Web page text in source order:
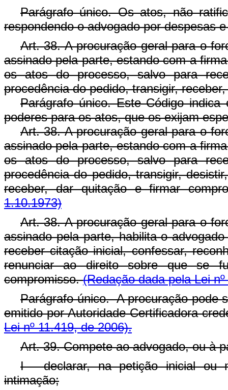
Parágrafo único. Os atos, não
respondendo o advogado por despesas
Art. 38. A procuração geral para o
assinado pela parte, estando com a
os atos do processo, salvo para
procedência do pedido, transigir,
Parágrafo único. Este Código
poderes para os atos, que os exijam
Art. 38. A procuração geral para o
assinado pela parte, estando com a
os atos do processo, salvo para
procedência do pedido, transigir,
receber, dar quitação e firmar
1.10.1973)
Art. 38. A procuração geral para o
assinado pela parte, habilita o
receber citação inicial, confessar,
renunciar ao direito sobre que se
compromisso.(Redação dada pela Lei
Parágrafo único. A procuração pode
emitido por Autoridade Certificadora
Lei nº 11.419, de 2006).
Art. 39. Compete ao advogado, ou à
I - declarar, na petição inicial ou
intimação;